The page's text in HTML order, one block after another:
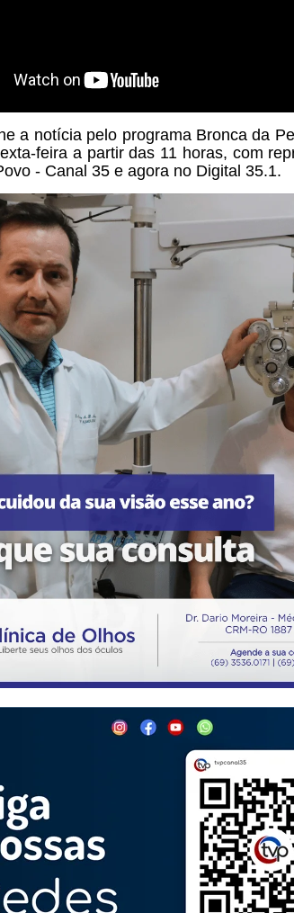
a notícia pelo programaBronca da
feira a partir das 11 horas, com
- Canal 35 e agora no Digital 35.1.